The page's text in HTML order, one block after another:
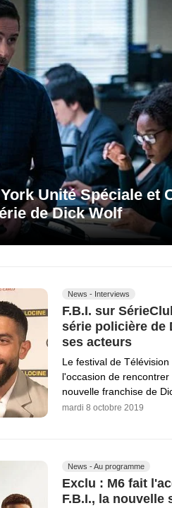
Unité Spéciale et
de Dick Wolf
News - Interviews
F.B.I. sur
série policière de
ses acteurs
Le festival de
l'occasion de
nouvelle franchise de
mardi 8 octobre 2019
News - Au programme
Exclu : M6 fait
F.B.I., la nouvelle